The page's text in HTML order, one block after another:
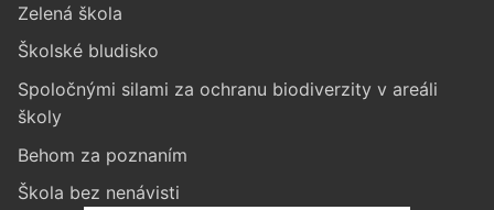
Zelená škola
Školské bludisko
Spoločnými silami za ochranu biodiverzity v areáli
školy
Behom za poznaním
Škola bez nenávisti